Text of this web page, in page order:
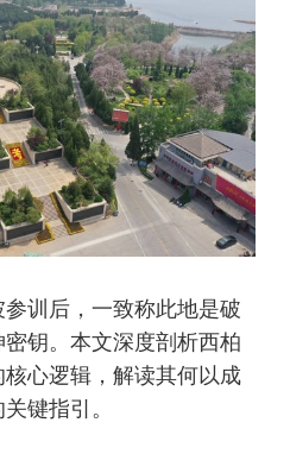
训后，一致称此地是破
钥。本文深度剖析西柏
心逻辑，解读其何以成
键指引。